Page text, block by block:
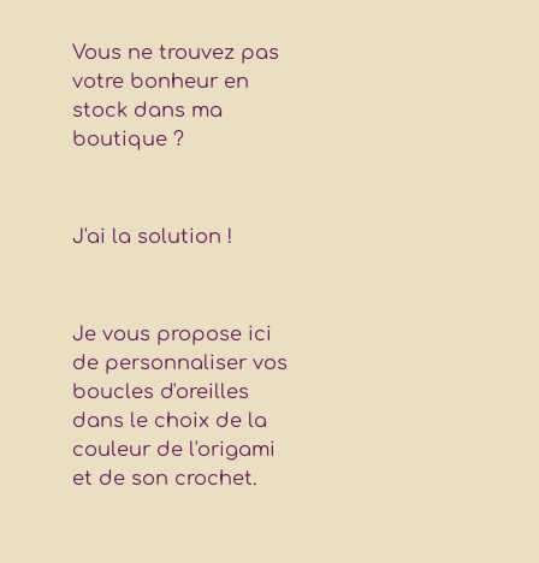
Vous ne trouvez pas
votre bonheur en
stock dans ma
boutique ?
J'ai la solution !
Je vous propose ici
de personnaliser vos
boucles d'oreilles
dans le choix de la
couleur de l'origami
et de son crochet.